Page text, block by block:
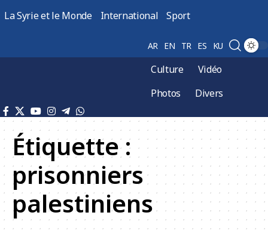
La Syrie et le Monde International Sport
AR EN TR ES KU
Culture
Vidéo
Photos
Divers
Étiquette :
prisonniers
palestiniens